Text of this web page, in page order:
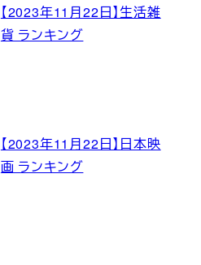
【2023年11月22日】生活雑
貨 ランキング
【2023年11月22日】日本映
画 ランキング